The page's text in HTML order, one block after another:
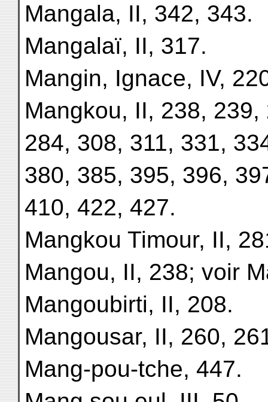
Mangala, II, 342, 343.
Mangalaï, II, 317.
Mangin, Ignace, IV,
Mangkou, II, 238,
284, 308, 311, 331,
380, 385, 395, 396,
410, 422, 427.
Mangkou Timour, II,
Mangou, II, 238; voir
Mangoubirti, II, 208.
Mangousar, II, 260,
Mang-pou-tche, 447.